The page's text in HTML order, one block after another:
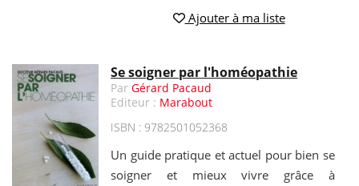
Ajouter à ma liste
Se soigner par l'homéopathie
ParGérard Pacaud
Editeur : Marabout
ISBN : 9782501052368
Un guide pratique et actuel pour bien se
soigner et mieux vivre grâce à